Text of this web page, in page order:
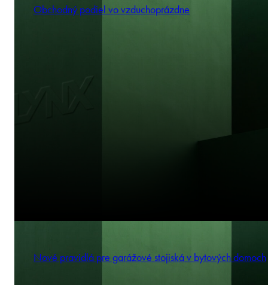
Obchodný podiel vo vzduchoprázdne
Nové pravidlá pre garážové stojiská v bytových domoch